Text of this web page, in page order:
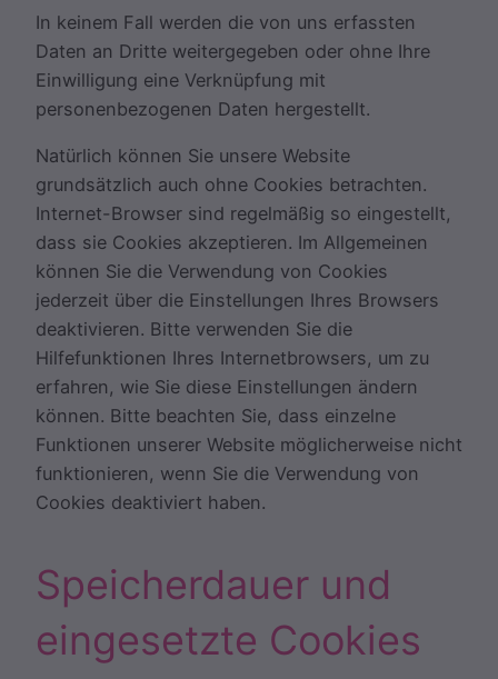
In keinem Fall werden die von uns erfassten
Daten an Dritte weitergegeben oder ohne Ihre
Einwilligung eine Verknüpfung mit
personenbezogenen Daten hergestellt.
Natürlich können Sie unsere Website
grundsätzlich auch ohne Cookies betrachten.
Internet-Browser sind regelmäßig so eingestellt,
dass sie Cookies akzeptieren. Im Allgemeinen
können Sie die Verwendung von Cookies
jederzeit über die Einstellungen Ihres Browsers
deaktivieren. Bitte verwenden Sie die
Hilfefunktionen Ihres Internetbrowsers, um zu
erfahren, wie Sie diese Einstellungen ändern
können. Bitte beachten Sie, dass einzelne
Funktionen unserer Website möglicherweise nicht
funktionieren, wenn Sie die Verwendung von
Cookies deaktiviert haben.
Speicherdauer und
eingesetzte Cookies